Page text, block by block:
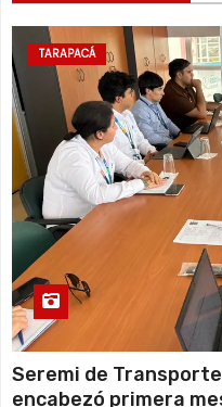
a
d
s
TARAPACÁ
Seremi de
encabezó primera